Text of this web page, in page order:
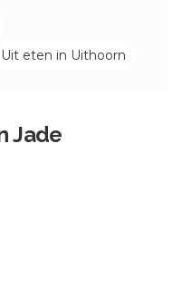
Uit eten in Uithoorn
Jade